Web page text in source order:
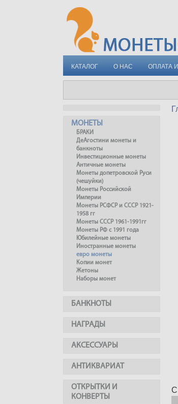
КАТАЛОГ О НАС ОПЛАТА
МОНЕТЫ
БРАКИ
ДеАгостини монеты и
банкноты
Инвестиционные монеты
Античные монеты
Монеты допетровской Руси
(чешуйки)
Монеты Российской
Империи
Монеты РСФСР и СССР 1921-
1958 гг
Монеты СССР 1961-1991гг
Монеты РФ с 1991 года
Юбилейные монеты
Иностранные монеты
евро монеты
Копии монет
Жетоны
Наборы монет
БАНКНОТЫ
НАГРАДЫ
АКСЕССУАРЫ
АНТИКВАРИАТ
ОТКРЫТКИ И
КОНВЕРТЫ
С